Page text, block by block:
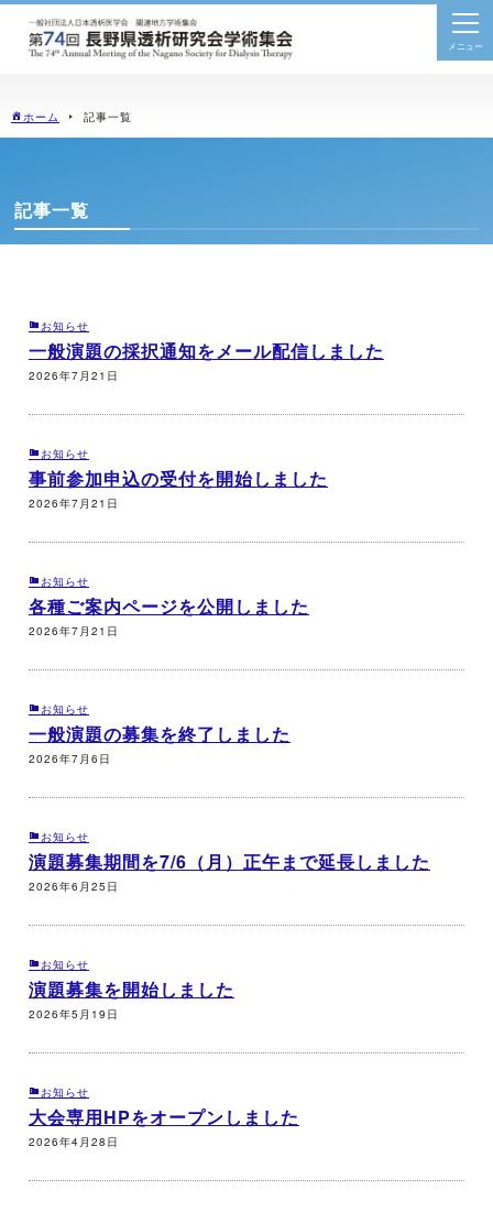
ホーム 記事一覧
記事一覧
お知らせ
一般演題の採択通知をメール配信しました
2026年7月21日
お知らせ
事前参加申込の受付を開始しました
2026年7月21日
お知らせ
各種ご案内ページを公開しました
2026年7月21日
お知らせ
一般演題の募集を終了しました
2026年7月6日
お知らせ
演題募集期間を7/6（月）正午まで延長しました
2026年6月25日
お知らせ
演題募集を開始しました
2026年5月19日
お知らせ
大会専用HPをオープンしました
2026年4月28日